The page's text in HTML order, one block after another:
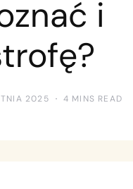
i
2025 4 MINS READ